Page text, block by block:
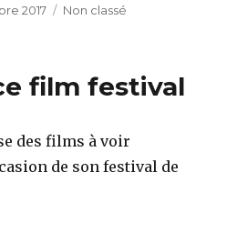
2017 Catégories
Non classé
film festival
des films à voir
de son festival de